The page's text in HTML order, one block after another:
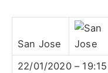
San Jose
22/01/2020 –